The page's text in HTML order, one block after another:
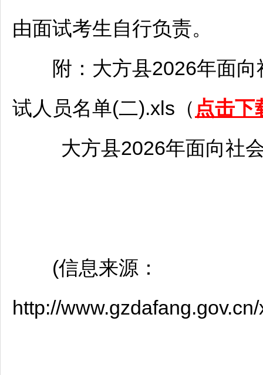
由面试考生自行负责。
附： 大方县2026年面向
试人员名单(二).xls（ 点击下
大方县2026年面向社
(信息来源：
http://